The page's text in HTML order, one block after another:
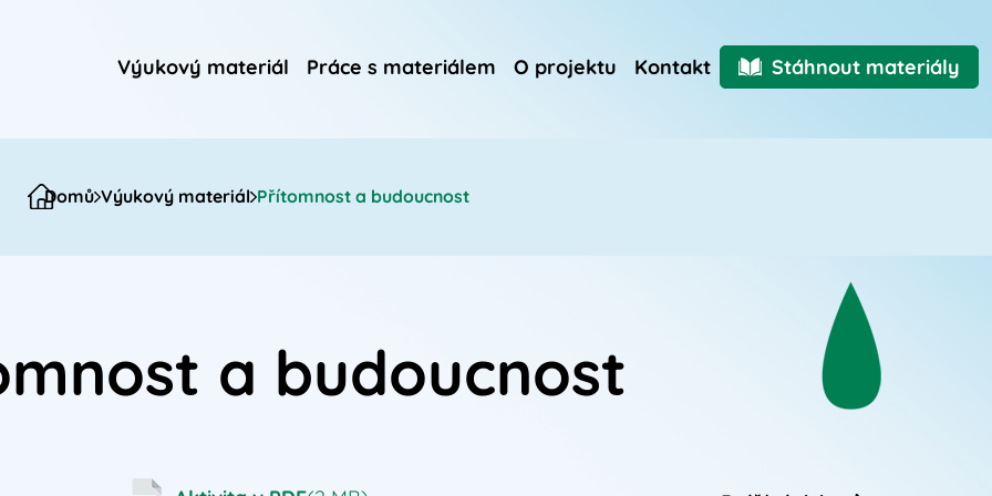
Výukový materiál Práce s materiálem O projektu Kontakt Stáhnout materiály
Domů Výukový materiál Přítomnost a budoucnost
a budoucnost